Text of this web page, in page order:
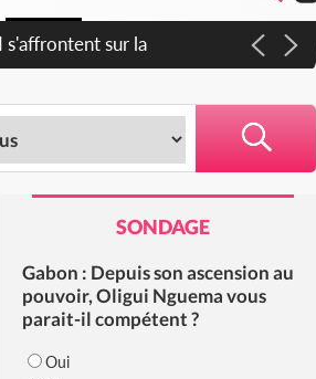
sur la
SONDAGE
Gabon : Depuis son ascension au
pouvoir, Oligui Nguema vous
parait-il compétent ?
Oui